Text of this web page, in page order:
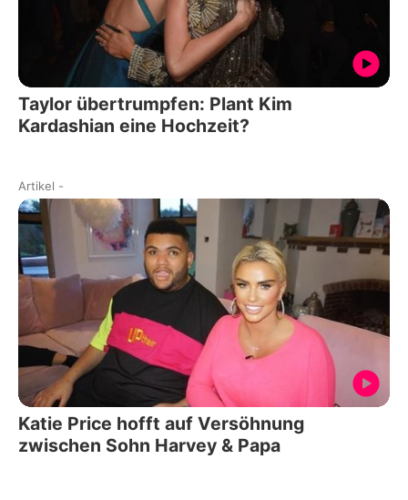
Taylor übertrumpfen: Plant Kim
Kardashian eine Hochzeit?
Artikel -
Katie Price hofft auf Versöhnung
zwischen Sohn Harvey & Papa